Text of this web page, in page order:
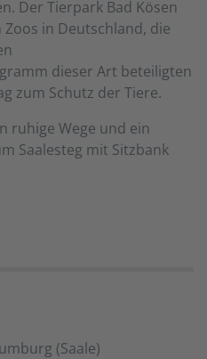
Der Tierpark Bad Kösen
in Deutschland, die
dieser Art beteiligten
zum Schutz der Tiere.
ruhige Wege und ein
Saalesteg mit Sitzbank
(Saale)